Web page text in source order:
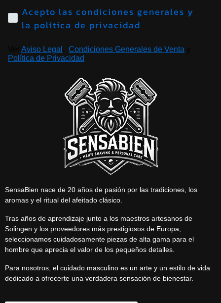
Acepto las condiciones generales y
la política de privacidad
Aviso Legal Condiciones Generales de Venta
Política de Privacidad
SensaBien nace de 20 años de pasión por las tradiciones, los
aromas y el ritual del afeitado clásico.
Tras años de aprendizaje junto a los maestros artesanos de
Solingen y los proveedores más prestigiosos de Europa,
seleccionamos cuidadosamente piezas de alta gama para el
hombre que aprecia el valor de los pequeños detalles.
Para nosotros, el cuidado masculino es un arte y un estilo de vida
dedicado a ofrecerte una verdadera sensación de bienestar.